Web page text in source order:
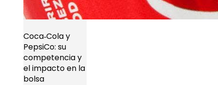
Coca‑Cola y
PepsiCo: su
competencia y
el impacto en la
bolsa